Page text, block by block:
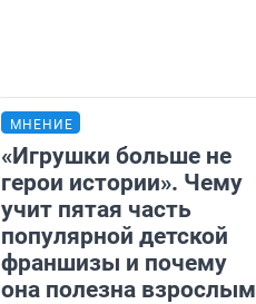
МНЕНИЕ
«Игрушки больше не
герои истории». Чему
учит пятая часть
популярной детской
франшизы и почему
она полезна взрослым